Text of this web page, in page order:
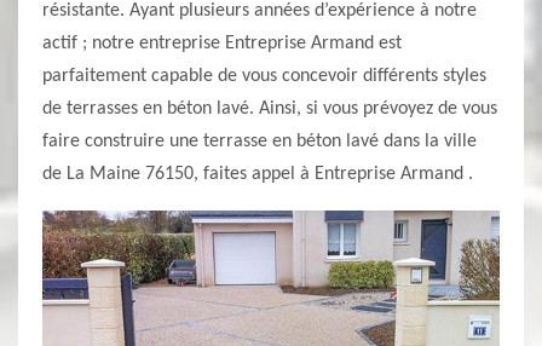
résistante. Ayant plusieurs années d’expérience à notre
actif ; notre entreprise Entreprise Armand est
parfaitement capable de vous concevoir différents styles
de terrasses en béton lavé. Ainsi, si vous prévoyez de vous
faire construire une terrasse en béton lavé dans la ville
de La Maine 76150, faites appel à Entreprise Armand .